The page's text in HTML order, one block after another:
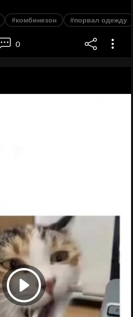
#комбинезон #порвал одежду
0